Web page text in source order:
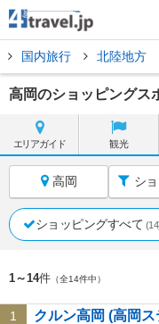
国内旅行 北陸地方
高岡のショッピングス
エリアガイド 観光
高岡 シ
ショッピングすべて
1～14件 （全14件中）
1 クルン高岡 (高岡